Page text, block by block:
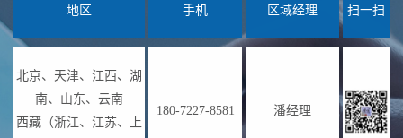
地区 手机 区域经理 扫一扫
北京、天津、江西、湖
南、山东、云南
西藏（浙江、江苏、上
180-7227-8581 潘经理